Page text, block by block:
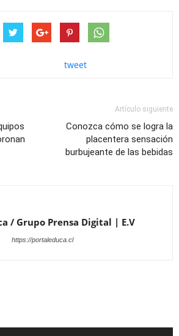
tweet
Artículo siguiente
Conozca cómo se logra la
placentera sensación
burbujeante de las bebidas
/ Grupo Prensa Digital | E.V
https://portaleduca.cl